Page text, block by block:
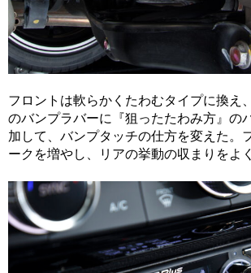
フロントは軟らかくたわむタイプに換え
のバンプラバーに『狙ったたわみ方』の
加して、バンプタッチの仕方を変えた。
ークを増やし、リアの挙動の収まりをよ